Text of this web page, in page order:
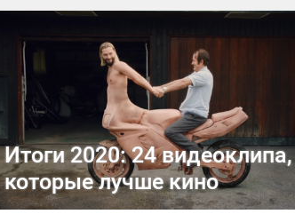
Итоги 2020: 24 видеоклипа,
которые лучше кино